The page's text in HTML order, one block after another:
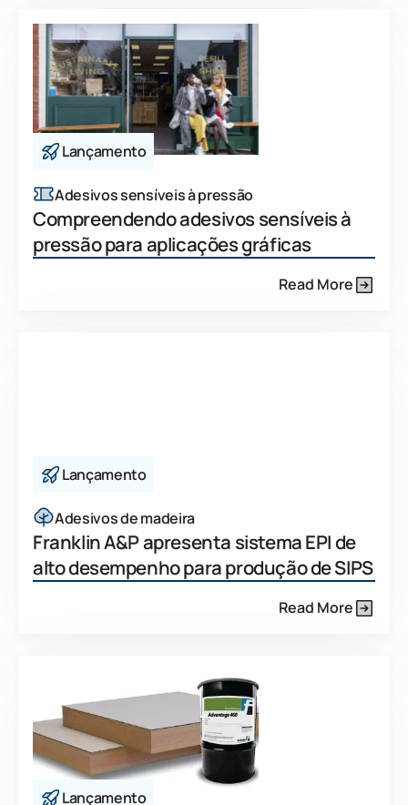
Lançamento
Adesivos sensíveis à pressão
Compreendendo adesivos sensíveis à
pressão para aplicações gráficas
Read More
Lançamento
Adesivos de madeira
Franklin A&P apresenta sistema EPI de
alto desempenho para produção de SIPS
Read More
Lançamento